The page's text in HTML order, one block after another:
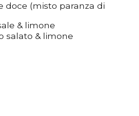
doce (misto paranza di
& limone
salato & limone